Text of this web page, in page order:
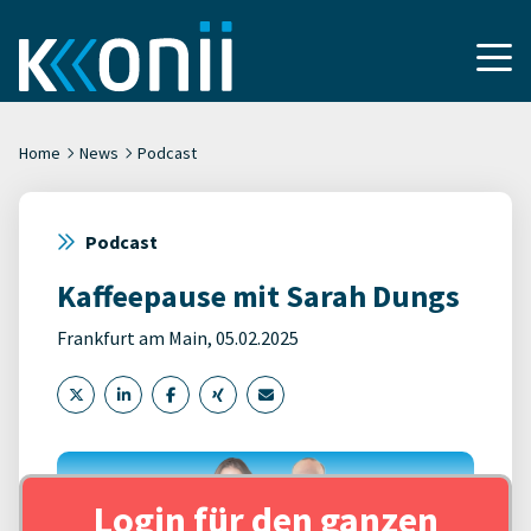
Home News Podcast
Podcast
Kaffeepause mit Sarah Dungs
Frankfurt am Main, 05.02.2025
Login für den ganzen